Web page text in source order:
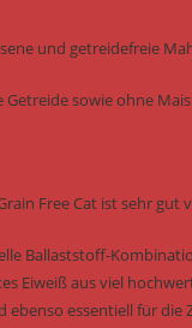
und getreidefreie
sowie ohne
Free Cat ist sehr gut
Ballaststoff-
Eiweiß aus viel
ebenso essentiell für